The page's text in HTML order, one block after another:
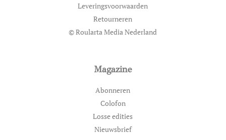
Leveringsvoorwaarden
Retourneren
© Roularta Media Nederland
Magazine
Abonneren
Colofon
Losse edities
Nieuwsbrief